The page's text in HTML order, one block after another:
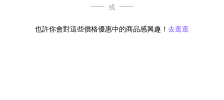
或
也許你會對這些價格優惠中的商品感興趣！ 去逛逛